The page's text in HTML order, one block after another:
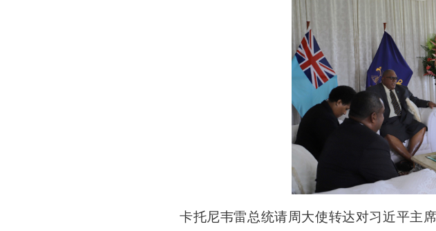
卡托尼韦雷总统请周大使转达对习近平主